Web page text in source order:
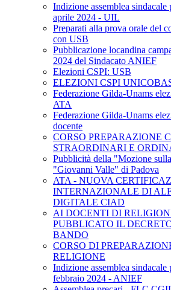
Indizione assemblea sindacale
aprile 2024 - UIL
Preparati alla prova orale del
con USB
Pubblicazione locandina
2024 del Sindacato ANIEF
Elezioni CSPI: USB
ELEZIONI CSPI
Federazione Gilda-Unams
ATA
Federazione Gilda-Unams
docente
CORSO PREPARAZIONE
STRAORDINARI E
Pubblicità della "Mozione
"Giovanni Valle" di Padova
ATA - NUOVA
INTERNAZIONALE DI
DIGITALE CIAD
AI DOCENTI DI
PUBBLICATO IL
BANDO
CORSO DI
RELIGIONE
Indizione assemblea sindacale
febbraio 2024 - ANIEF